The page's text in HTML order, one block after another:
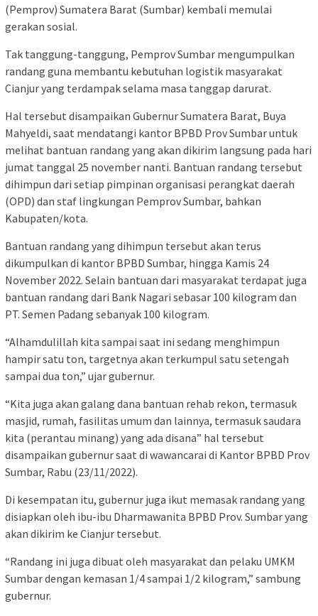
(Pemprov) Sumatera Barat (Sumbar) kembali memulai
gerakan sosial.
Tak tanggung-tanggung, Pemprov Sumbar mengumpulkan
randang guna membantu kebutuhan logistik masyarakat
Cianjur yang terdampak selama masa tanggap darurat.
Hal tersebut disampaikan Gubernur Sumatera Barat, Buya
Mahyeldi, saat mendatangi kantor BPBD Prov Sumbar untuk
melihat bantuan randang yang akan dikirim langsung pada hari
jumat tanggal 25 november nanti. Bantuan randang tersebut
dihimpun dari setiap pimpinan organisasi perangkat daerah
(OPD) dan staf lingkungan Pemprov Sumbar, bahkan
Kabupaten/kota.
Bantuan randang yang dihimpun tersebut akan terus
dikumpulkan di kantor BPBD Sumbar, hingga Kamis 24
November 2022. Selain bantuan dari masyarakat terdapat juga
bantuan randang dari Bank Nagari sebasar 100 kilogram dan
PT. Semen Padang sebanyak 100 kilogram.
“Alhamdulillah kita sampai saat ini sedang menghimpun
hampir satu ton, targetnya akan terkumpul satu setengah
sampai dua ton,” ujar gubernur.
“Kita juga akan galang dana bantuan rehab rekon, termasuk
masjid, rumah, fasilitas umum dan lainnya, termasuk saudara
kita (perantau minang) yang ada disana” hal tersebut
disampaikan gubernur saat di wawancarai di Kantor BPBD Prov
Sumbar, Rabu (23/11/2022).
Di kesempatan itu, gubernur juga ikut memasak randang yang
disiapkan oleh ibu-ibu Dharmawanita BPBD Prov. Sumbar yang
akan dikirim ke Cianjur tersebut.
“Randang ini juga dibuat oleh masyarakat dan pelaku UMKM
Sumbar dengan kemasan 1/4 sampai 1/2 kilogram,” sambung
gubernur.